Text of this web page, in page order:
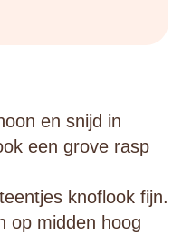
en snijd in
een grove rasp
knoflook fijn.
op midden hoog